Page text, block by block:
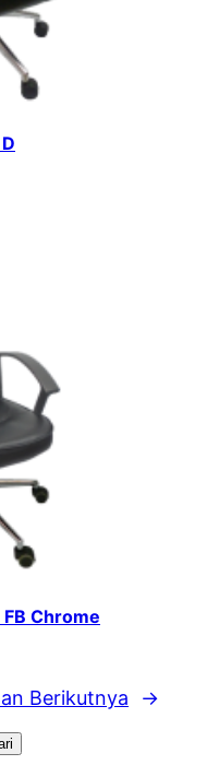
Chrome
Berikutnya →